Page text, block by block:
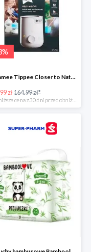
%
Tommee Tippee Closer to Nature - elektryczny podgrzewacz butelek i pokarmu
zł164.99 zł*
*najniższa cena z 30 dni przed obniżką